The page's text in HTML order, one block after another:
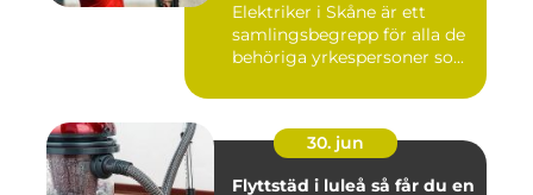
Elektriker i Skåne är ett
samlingsbegrepp för alla de
behöriga yrkespersoner so...
30. jun
Flyttstäd i luleå så får du en